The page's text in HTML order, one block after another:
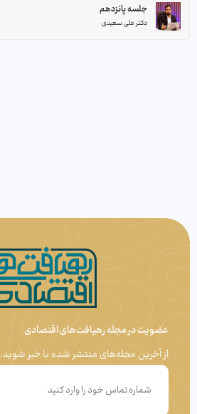
جلسه پانزدهم
دکتر علی سعیدی
عضویت در مجله رهیافت‌های اقتصادی
از آخرین مجله‌های منتشر شده با خبر شوید.